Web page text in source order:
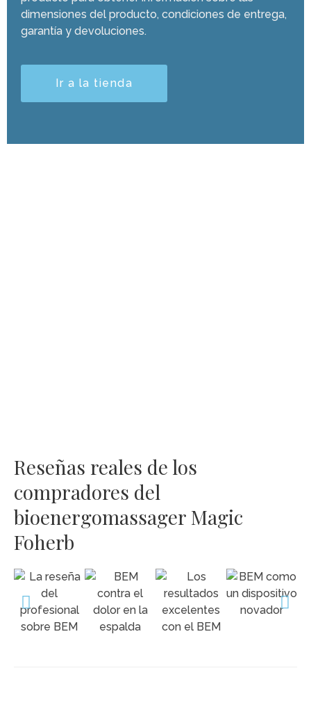
dimensiones del producto, condiciones de entrega,
garantía y devoluciones.
Ir a la tienda
Reseñas reales de los
compradores del
bioenergomassager Magic
Foherb